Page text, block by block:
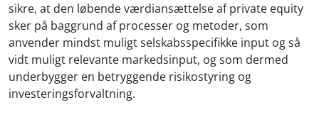
sikre, at den løbende værdiansættelse af private equity
sker på baggrund af processer og metoder, som
anvender mindst muligt selskabsspecifikke input og så
vidt muligt relevante markedsinput, og som dermed
underbygger en betryggende risikostyring og
investeringsforvaltning.